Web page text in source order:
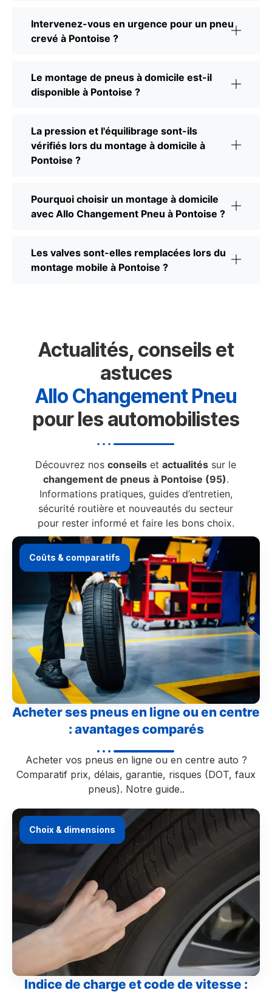
Intervenez-vous en urgence pour un pneu
crevé à Pontoise ?
Le montage de pneus à domicile est-il
disponible à Pontoise ?
La pression et l'équilibrage sont-ils
vérifiés lors du montage à domicile à
Pontoise ?
Pourquoi choisir un montage à domicile
avec Allo Changement Pneu à Pontoise ?
Les valves sont-elles remplacées lors du
montage mobile à Pontoise ?
Actualités, conseils et
astuces
Allo Changement Pneu
pour les automobilistes
Découvrez nosconseils etactualités sur le
changement de pneus à Pontoise (95).
Informations pratiques, guides d’entretien,
sécurité routière et nouveautés du secteur
pour rester informé et faire les bons choix.
Coûts & comparatifs
Acheter ses pneus en ligne ou en centre
: avantages comparés
Acheter vos pneus en ligne ou en centre auto ?
Comparatif prix, délais, garantie, risques (DOT, faux
pneus). Notre guide..
Choix & dimensions
Indice de charge et code de vitesse :